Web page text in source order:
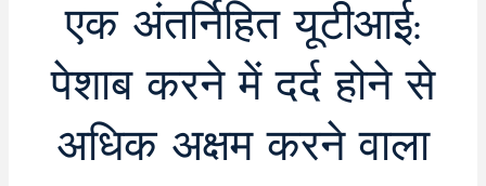
एक अंतर्निहित यूटीआई:
पेशाब करने में दर्द होने से
अधिक अक्षम करने वाला